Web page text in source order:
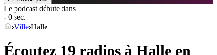
Le podcast débute dans
- 0 sec.
Ville Halle
Écoutez 19 radios à Halle en